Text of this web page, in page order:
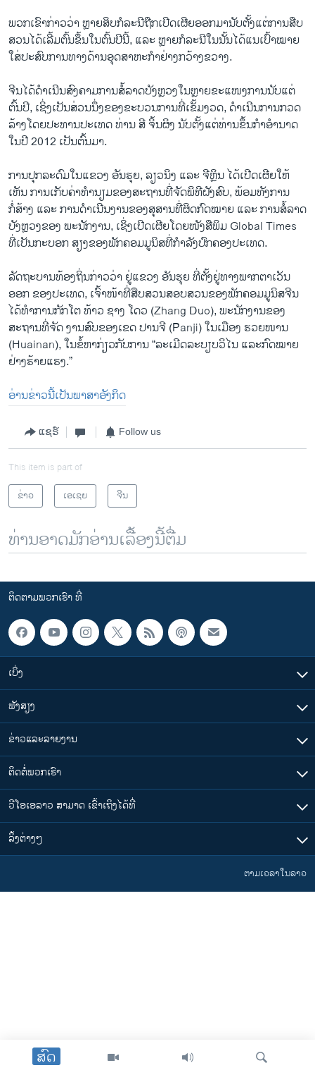
ສົດ
ພວກເຂົາກ່າວວ່າ ຫຼາຍສິບກໍລະນີຖືກເປີດເຜີຍອອກມານັບຕັ້ງແຕ່ການສືບ
ສວນໄດ້ເລີ້ມຕົ້ນຂຶ້ນໃນຕົ້ນປີນີ້, ແລະ ຫຼາຍ​ກໍ​ລະ​ນີ​ໃນ​ນັ້ນໄດ້​ແນເປົ້າໝາຍ
ໃສ່ປະສົບການທາງດ້ານອຸດສາຫະກໍາຢ່າງກວ້າງຂວາງ.
ຈີນ​ໄດ້​ດຳ​ເນີນ​ສົງຄາມ​ການ​ສໍ້​ລາດ​ບັງ​ຫຼວງ​ໃນ​ຫຼາຍ​ຂະ​ແໜງ​ການ​ນັບ​ແຕ່​
ຕົ້ນ​ປີ, ​ເຊິ່ງເປັນ​ສ່ວນ​ນຶ່ງ​ຂອງ​ຂະ​ບວນການ​ທີ່​ເຂັ້ມ​ງວດ, ​ດໍາເນີນການກວດ
ລ້າງ​ໂດຍ​ປະທານປະເທດ ທ່ານ ສີ ຈິ້ນຜິງ ນັບຕັ້ງ​ແຕ່​ທ່ານ​ຂຶ້ນ​ກຳ​ອຳນາດ​
ໃນ​ປີ 2012 ເປັນຕົ້ນມາ.
ການປຸກລະດົມໃນແຂວງ ອັນຮຸຍ, ລຽວນິງ ແລະ ຈີຫຼິນ ໄດ້ເປີດເຜີຍໃຫ້
ເຫັນ ການເກັບຄ່າທຳນຽມຂອງສະຖານທີ່ຈັດພິທີຝັງສົບ, ພ້ອມທັງການ
ກໍ່ສ້າງ ແລະ ການດຳເນີນງານຂອງສຸສານທີ່ຜິດກົດໝາຍ ແລະ ການສໍ້ລາດ
ບັງຫຼວງຂອງ ພະນັກງານ, ເຊິ່ງເປີດເຜີຍໂດຍໜັງສືພິມ Global Times
ທີ່ເປັນກະບອກ ສຽງຂອງພັກຄອມມູນິສທີ່ກຳລັງປົກຄອງປະເທດ.
ລັດຖະບານ​ທ້ອງ​ຖິ່ນ​ກ່າວ​ວ່າ ຢູ່​ແຂວງ​ ອັນ​ຮຸຍ ທີ່ຕັ້ງຢູ່​ທາງ​ພາກ​ຕາ​ເວັນ​
ອອກ ຂອງປະເທດ, ​ເຈົ້າ​ໜ້າ​ທີ່​ສືບ​ສວນສອບສວນ​ຂອງ​ພັກ​ຄອມ​ມູນິສ​ຈີນ ​
ໄດ້ທໍາການ​ກັກໂ​ຕ ​ທ້າວ ຊາງ ໂດວ (Zhang Duo), ພະນັກງານ​ຂອງ​
ສະຖານທີ່ຈັດ ງານສົບ​ຂອງ​ເຂດ ປານຈີ (Panji) ​ໃນ​ເມືອງ ຮວຍໜານ
(Huainan), ​ໃນ​ຂໍ້​ຫາກ່ຽວກັບການ​ “ລະ​ເມີດ​ລະບຽບ​ວິ​ໄນ ​ແລະ​ກົດໝາຍ​
ຢ່າງ​ຮ້າຍ​ແຮງ.”
ອ່ານຂ່າວນີ້ເປັນພາສາອັງກິດ
ແຊຣ໌ Follow us
This item is part of
ຂ່າວ
ເອເຊຍ ຈີນ
ທ່ານອາດມັກອ່ານເລື້ອງນີ້ຕື່ມ
ຕິດຕາມພວກເຮົາ ທີ່
ເບິ່ງ
ຟັງສຽງ
ຂ່າວແລະລາຍງານ
ຕິດຕໍ່ພວກເຮົາ
ວີໂອເອລາວ ສາມາດ ເຂົ້າເຖິງໄດ້ທີ່
​ລິ້ງ​ຕ່າງໆ
ຕາມເວລາໃນລາວ